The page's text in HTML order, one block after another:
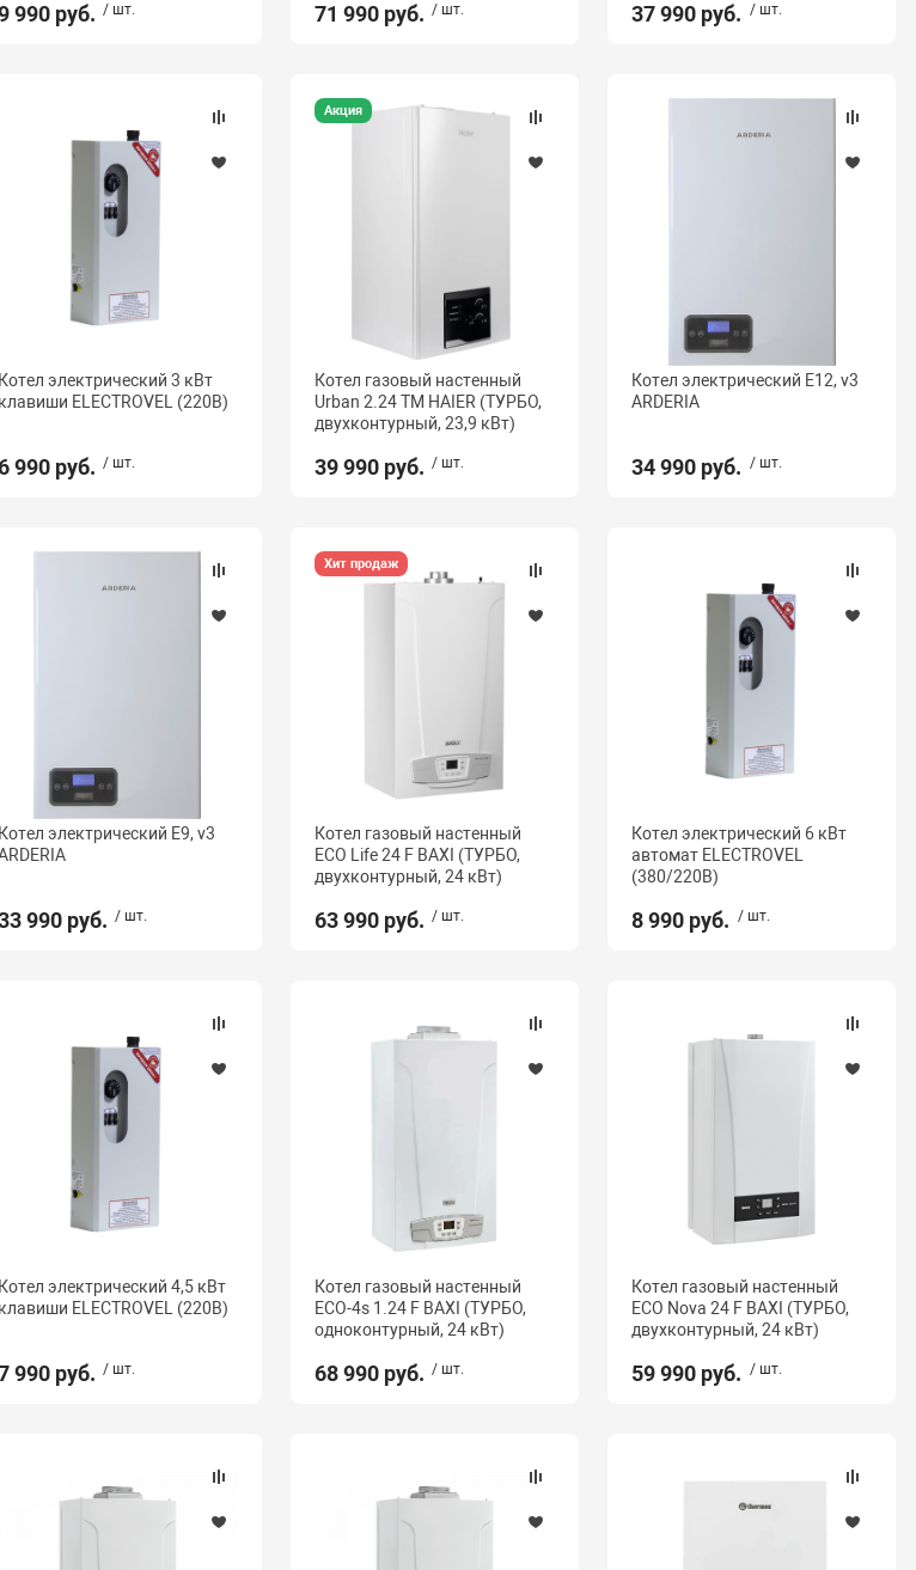
990 руб. / шт. 71 990 руб. / шт. 37 990 руб. / шт.
Котел электрический 3 кВт
клавиши ELECTROVEL (220В)
990 руб. / шт.
Акция
Котел газовый настенный
Urban 2.24 TM HAIER (ТУРБО,
двухконтурный, 23,9 кВт)
39 990 руб. / шт.
Котел электрический E12, v3
ARDERIA
34 990 руб. / шт.
Котел электрический E9, v3
990 руб. / шт.
Хит продаж
Котел газовый настенный
ECO Life 24 F BAXI (ТУРБО,
двухконтурный, 24 кВт)
63 990 руб. / шт.
Котел электрический 6 кВт
автомат ELECTROVEL
(380/220В)
8 990 руб. / шт.
Котел электрический 4,5 кВт
клавиши ELECTROVEL (220В)
990 руб. / шт.
Котел газовый настенный
ECO-4s 1.24 F BAXI (ТУРБО,
одноконтурный, 24 кВт)
68 990 руб. / шт.
Котел газовый настенный
ECO Nova 24 F BAXI (ТУРБО,
двухконтурный, 24 кВт)
59 990 руб. / шт.